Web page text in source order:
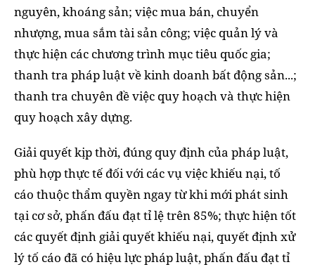
nguyên, khoáng sản; việc mua bán, chuyển
nhượng, mua sắm tài sản công; việc quản lý và
thực hiện các chương trình mục tiêu quốc gia;
thanh tra pháp luật về kinh doanh bất động sản...;
thanh tra chuyên đề việc quy hoạch và thực hiện
quy hoạch xây dựng.
Giải quyết kịp thời, đúng quy định của pháp luật,
phù hợp thực tế đối với các vụ việc khiếu nại, tố
cáo thuộc thẩm quyền ngay từ khi mới phát sinh
tại cơ sở, phấn đấu đạt tỉ lệ trên 85%; thực hiện tốt
các quyết định giải quyết khiếu nại, quyết định xử
lý tố cáo đã có hiệu lực pháp luật, phấn đấu đạt tỉ